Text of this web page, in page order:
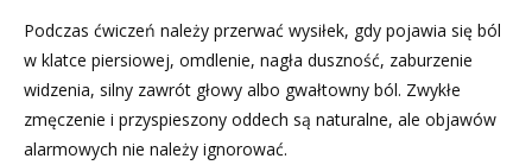
Podczas ćwiczeń należy przerwać wysiłek, gdy pojawia się ból
w klatce piersiowej, omdlenie, nagła duszność, zaburzenie
widzenia, silny zawrót głowy albo gwałtowny ból. Zwykłe
zmęczenie i przyspieszony oddech są naturalne, ale objawów
alarmowych nie należy ignorować.